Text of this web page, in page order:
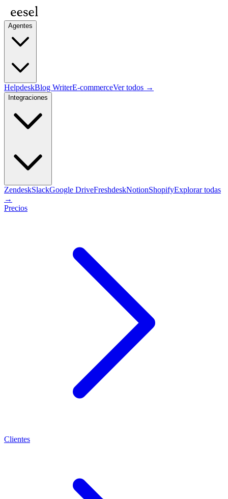
Agentes
HelpdeskBlog WriterE-commerceVer todos →
Integraciones
ZendeskSlackGoogle DriveFreshdeskNotionShopifyExplorar todas
→
Precios
Clientes